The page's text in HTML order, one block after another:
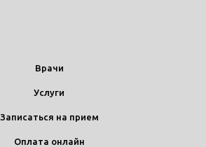
Врачи
Услуги
Записаться на прием
Оплата онлайн